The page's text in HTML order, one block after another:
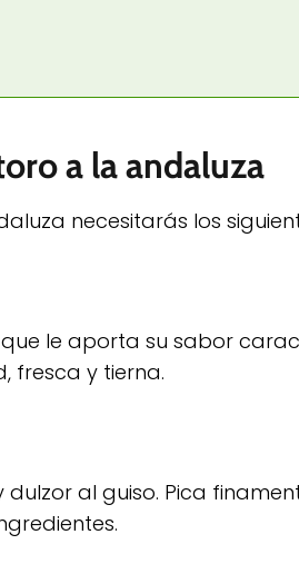
a la andaluza
necesitarás los
le aporta su sabor
fresca y tierna.
al guiso. Pica